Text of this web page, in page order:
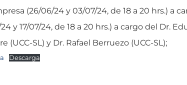
(26/06/24 y 03/07/24, de 18 a 20 hrs.) a
y 17/07/24, de 18 a 20 hrs.) a cargo del Dr.
(UCC-SL) y Dr. Rafael Berruezo (UCC-SL);
Descarga